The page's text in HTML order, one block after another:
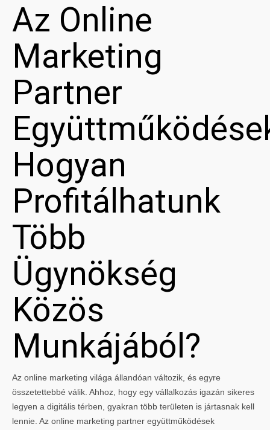
Az Online
Marketing
Partner
Hogyan
Profitálhatunk
Több
Ügynökség
Közös
Munkájából?
Az online marketing világa állandóan változik, és egyre
összetettebbé válik. Ahhoz, hogy egy vállalkozás igazán sikeres
legyen a digitális térben, gyakran több területen is jártasnak kell
lennie. Az online marketing partner együttműködések